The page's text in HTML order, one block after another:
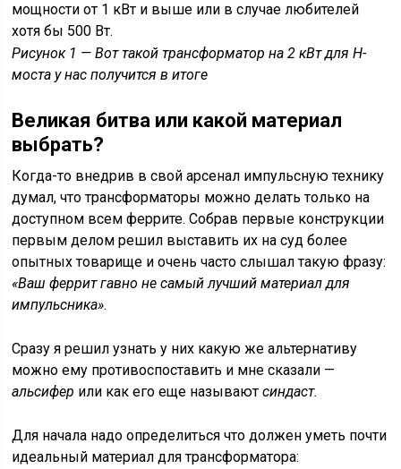
мощности от 1 кВт и выше или в случае любителей
хотя бы 500 Вт.
Рисунок 1 — Вот такой трансформатор на 2 кВт для Н-
моста у нас получится в итоге
Великая битва или какой материал
выбрать?
Когда-то внедрив в свой арсенал импульсную технику
думал, что трансформаторы можно делать только на
доступном всем феррите. Собрав первые конструкции
первым делом решил выставить их на суд более
опытных товарище и очень часто слышал такую фразу:
«Ваш феррит гавно не самый лучший материал для
импульсника».
Сразу я решил узнать у них какую же альтернативу
можно ему противоспоставить и мне сказали —
альсифер или как его еще называютсиндаст.
Для начала надо определиться что должен уметь почти
идеальный материал для трансформатора: